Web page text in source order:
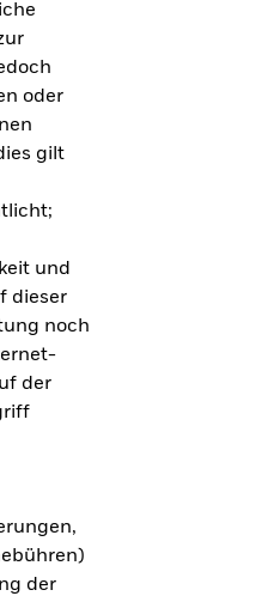
oder
gilt
und
dieser
noch
der
der